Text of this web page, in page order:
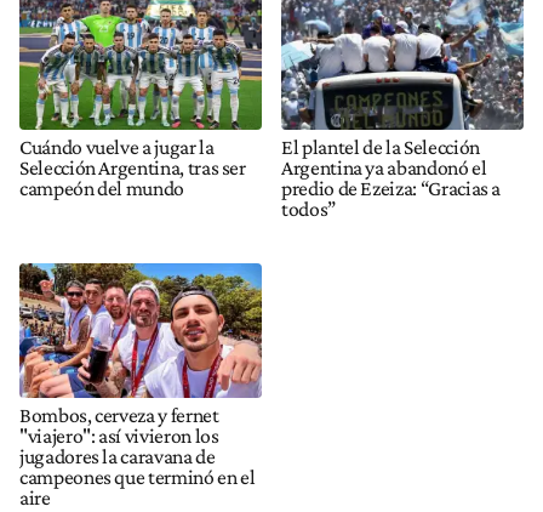
Cuándo vuelve a jugar la
Selección Argentina, tras ser
campeón del mundo
El plantel de la Selección
Argentina ya abandonó el
predio de Ezeiza: “Gracias a
todos”
Bombos, cerveza y fernet
"viajero": así vivieron los
jugadores la caravana de
campeones que terminó en el
aire